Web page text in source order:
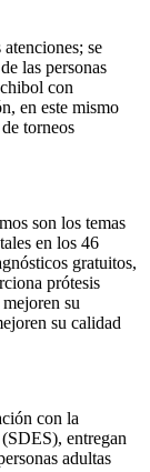
se
las personas
con
en este mismo
torneos
son los temas
en los 46
gratuitos,
prótesis
su
su calidad
con la
entregan
adultas